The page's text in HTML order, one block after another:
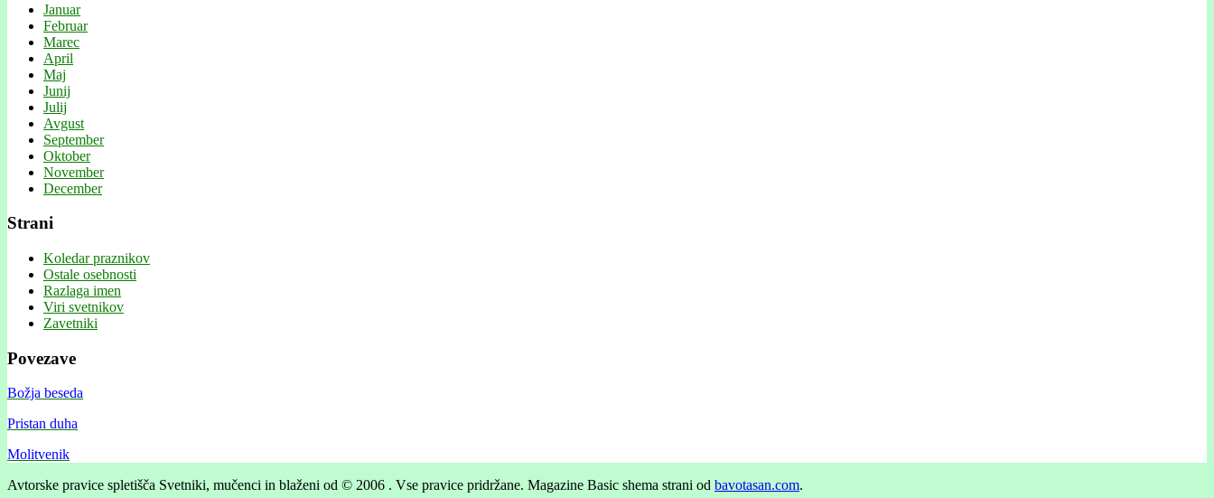
Januar
Februar
Marec
April
Maj
Junij
Julij
Avgust
September
Oktober
November
December
Strani
Koledar praznikov
Ostale osebnosti
Razlaga imen
Viri svetnikov
Zavetniki
Povezave
Božja beseda
Pristan duha
Molitvenik
Avtorske pravice spletišča Svetniki, mučenci in blaženi od © 2006 . Vse pravice pridržane. Magazine Basic shema strani od bavotasan.com.